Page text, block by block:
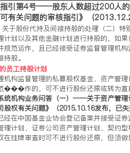
指引第4号——股东人数超过200人
有关问题的审核指引》（
关于股份代持及间接持股的处理 （二）
计划以及其他金融计划进行持股的，如
规范运作，且已经接受证券监督管理机
股。
员工持股计划
机构监督管理的私募股权基金、资产管
���作的，可不进行股份还原或转为直
统机构业务问答（一）——关于资产管
股权有关问题》（2015.10.16发布，已
经在中国基金业协会登记备案并接受证
理计划、证券公司资产管理计划、契约
在挂牌审查时可不进行股份还原，但须